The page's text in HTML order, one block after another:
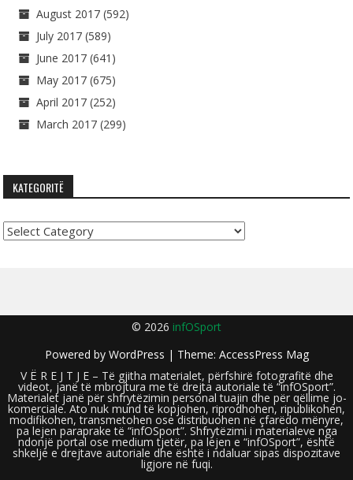
August 2017 (592)
July 2017 (589)
June 2017 (641)
May 2017 (675)
April 2017 (252)
March 2017 (299)
KATEGORITË
Kategoritë
© 2026 infOSport
Powered by WordPress | Theme: AccessPress Mag
V Ë R E J T J E – Të gjitha materialet, përfshirë fotografitë dhe
videot, janë të mbrojtura me të drejta autoriale të “infOSport”.
Materialet janë për shfrytëzimin personal tuajin dhe për qëllime jo-
komerciale. Ato nuk mund të kopjohen, riprodhohen, ripublikohen,
modifikohen, transmetohen ose distribuohen në çfarëdo mënyre,
pa lejen paraprake të “infOSport”. Shfrytëzimi i materialeve nga
ndonjë portal ose medium tjetër, pa lejen e “infOSport”, është
shkelje e drejtave autoriale dhe është i ndaluar sipas dispozitave
ligjore në fuqi.